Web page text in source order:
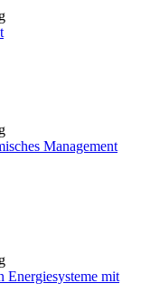
Management
mit